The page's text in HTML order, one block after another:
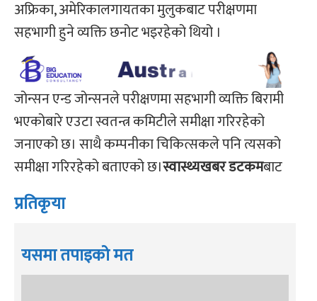
अफ्रिका, अमेरिकालगायतका मुलुकबाट परीक्षणमा
सहभागी हुने व्यक्ति छनोट भइरहेको थियो ।
जोन्सन एन्ड जोन्सनले परीक्षणमा सहभागी व्यक्ति बिरामी
भएकोबारे एउटा स्वतन्त्र कमिटीले समीक्षा गरिरहेको
जनाएको छ। साथै कम्पनीका चिकित्सकले पनि त्यसको
समीक्षा गरिरहेको बताएको छ।स्वास्थ्यखबर डटकमबाट
प्रतिकृया
यसमा तपाइको मत